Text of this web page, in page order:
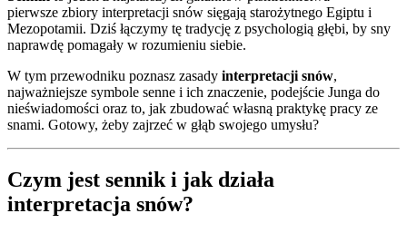
pierwsze zbiory interpretacji snów sięgają starożytnego Egiptu i
Mezopotamii. Dziś łączymy tę tradycję z psychologią głębi, by sny
naprawdę pomagały w rozumieniu siebie.
W tym przewodniku poznasz zasady interpretacji snów,
najważniejsze symbole senne i ich znaczenie, podejście Junga do
nieświadomości oraz to, jak zbudować własną praktykę pracy ze
snami. Gotowy, żeby zajrzeć w głąb swojego umysłu?
Czym jest sennik i jak działa
interpretacja snów?